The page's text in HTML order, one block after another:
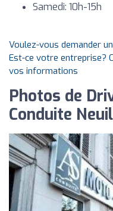
Samedi: 10h-15h
Voulez-vous demander
Est-ce votre entreprise?
vos informations
Photos de
Conduite